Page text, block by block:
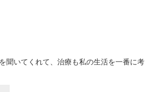
聞いてくれて、治療も私の生活を一番に考